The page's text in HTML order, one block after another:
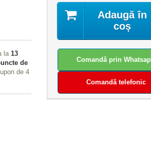
la 13
de
de 4
Adaugă în
coș
Comandă prin
Comandă telefonic